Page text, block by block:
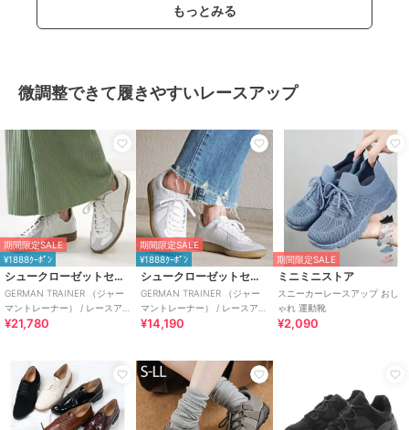
もっとみる
微調整できて履きやすいレースアップ
期間限定SALE
¥1888ｸｰﾎﾟﾝ
シュークローゼットセレクト
GERMAN TRAINER （ジャー
マントレーナー） / レースアッ
プ スニーカー 1183
¥21,780
期間限定SALE
¥1888ｸｰﾎﾟﾝ
シュークローゼットセレクト
GERMAN TRAINER （ジャー
マントレーナー） / レースアッ
プ スニーカー 1183VS
¥14,190
期間限定SALE
ミニミニストア
スニーカーレースアップ おし
ゃれ 運動靴
¥2,090